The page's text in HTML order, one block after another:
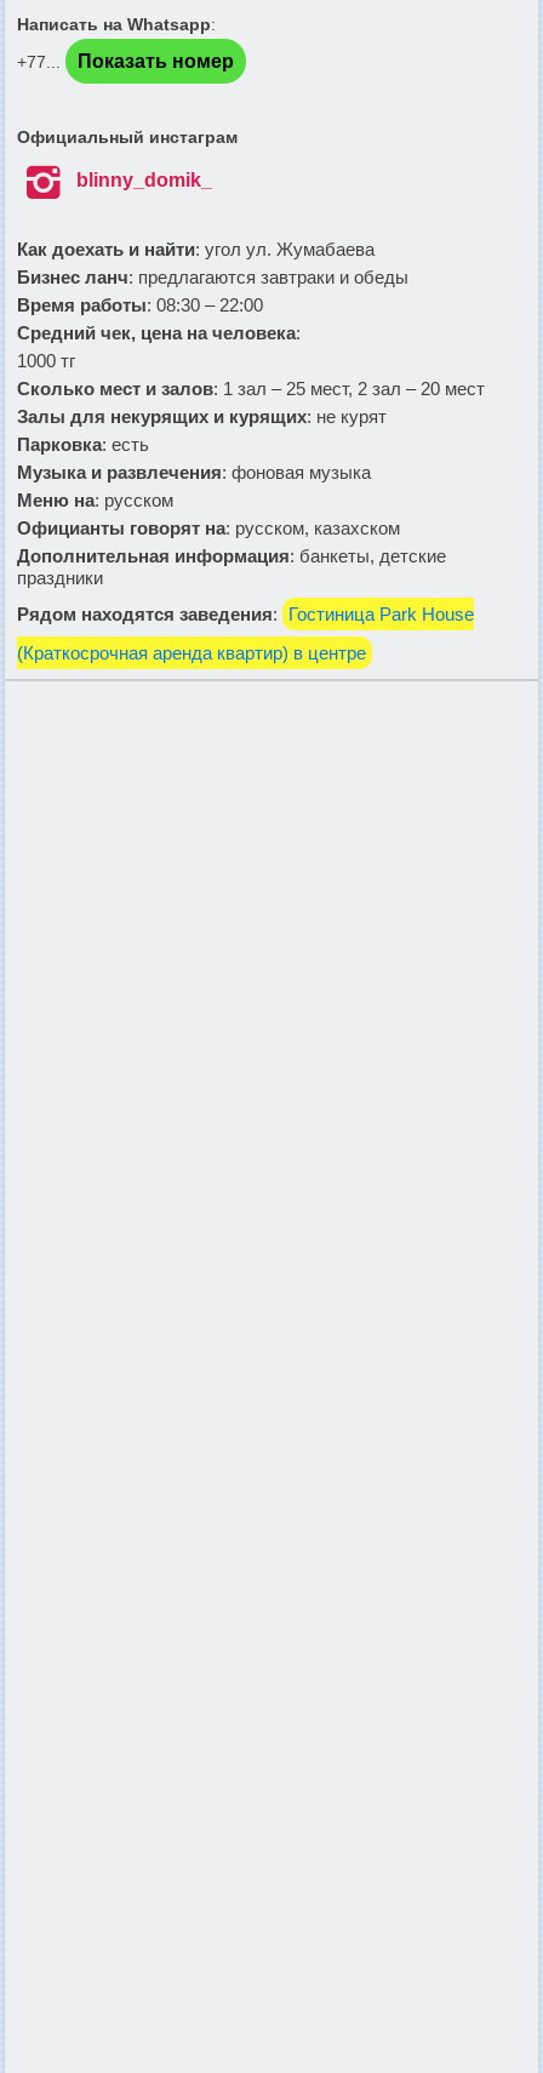
Написать на Whatsapp:
+77...
Показать номер
Официальный инстаграм
 blinny_domik_
Как доехать и найти: угол ул. Жумабаева
Бизнес ланч: предлагаются завтраки и обеды
Время работы: 08:30 – 22:00
Средний чек, цена на человека:
1000 тг
Сколько мест и залов: 1 зал – 25 мест, 2 зал – 20 мест
Залы для некурящих и курящих: не курят
Парковка: есть
Музыка и развлечения: фоновая музыка
Меню на: русском
Официанты говорят на: русском, казахском
Дополнительная информация: банкеты, детские
праздники
Рядом находятся заведения:
Гостиница Park House
(Краткосрочная аренда квартир) в центре